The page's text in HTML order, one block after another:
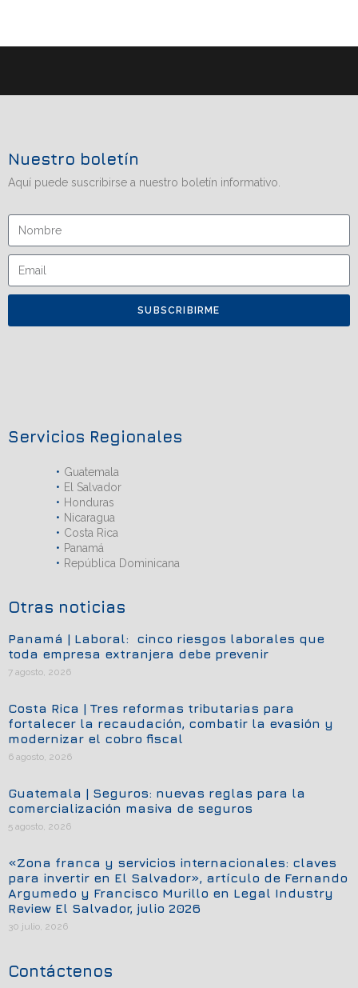
Nuestro boletín
Aquí puede suscribirse a nuestro boletín informativo.
SUBSCRIBIRME
Servicios Regionales
Guatemala
El Salvador
Honduras
Nicaragua
Costa Rica
Panamá
República Dominicana
Otras noticias
Panamá | Laboral: cinco riesgos laborales que
toda empresa extranjera debe prevenir
7 agosto, 2026
Costa Rica | Tres reformas tributarias para
fortalecer la recaudación, combatir la evasión y
modernizar el cobro fiscal
6 agosto, 2026
Guatemala | Seguros: nuevas reglas para la
comercialización masiva de seguros
5 agosto, 2026
«Zona franca y servicios internacionales: claves
para invertir en El Salvador», artículo de Fernando
Argumedo y Francisco Murillo en Legal Industry
Review El Salvador, julio 2026
30 julio, 2026
Contáctenos